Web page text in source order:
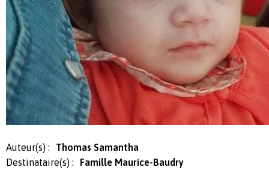
Auteur(s) :
Thomas Samantha
Destinataire(s) :
Famille Maurice-Baudry